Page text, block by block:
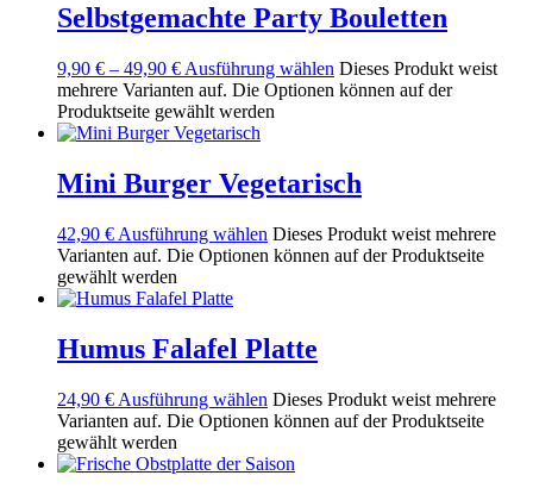
Selbstgemachte Party Bouletten
9,90 € – 49,90 € Ausführung wählen Dieses Produkt weist
mehrere Varianten auf. Die Optionen können auf der
Produktseite gewählt werden
Mini Burger Vegetarisch
42,90 € Ausführung wählen Dieses Produkt weist mehrere
Varianten auf. Die Optionen können auf der Produktseite
gewählt werden
Humus Falafel Platte
24,90 € Ausführung wählen Dieses Produkt weist mehrere
Varianten auf. Die Optionen können auf der Produktseite
gewählt werden